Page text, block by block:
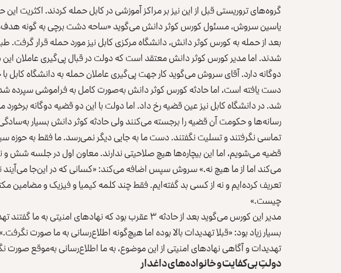
گروه‌های تروریستی قبل از این نیز بر مراکز آموزشی در کابل حمله کردند. اکثریت
یاسین سروش، مسئول کورس کوثر دانش می‌گوید «ساحه‌ دشت برچی به گونه
شدند. اما مدیر کورس کوثر دانش معتقد است که دولت در قبال پی‌گیری عاملان این
دوگانه دارد. آقای سروش می‌گوید کار جهت پی‌گیری عاملان حمله به دانشگاه
شد. در دانشگاه‌ کابل نیز عین قضیه رخ داد. اما دولت با این دو قضیه دوگانه برخورد
رسانه‌ها و حکومت آن قضیه را برجسته می‌کنند ولی حادثه کوثر دانش بسیار
تماسی نگرفتند و تسلیت نگفتند. دست ما به جایی دیگر نمی‌رسد. ما فقط به حوزه
قضیه می‌شویم، اما این بیچاره‌ها هیچ صلاحیتی ندارند. معاون اول در جلسه شش و
می‌کند اما از ما هیچ نه.» سروش سپس اضافه می‌کند: «کسانی که در این‌جا می‌آیند
تعریف کرده‌ایم و نه از کسی بد گفته‌ایم. فقط چند کلمه کیمیا و فیزیک و
چیست.»
مدیر این کورس می‌گوید بعد از حادثه ۳ عقرب بود که نهادهای
بسیار زیاد بود: «قبلا تهدیدات بالا بوده اما هیچ‌گونه اطلاع‌رسانی به ما صورت
تهدیدات و آگاهی نهادهای امنیتی از این موضوع، به ما اطلاع‌رسانی به‌موقع صورت
دولتِ بی‌کفایت و خانواده‌های داغدار